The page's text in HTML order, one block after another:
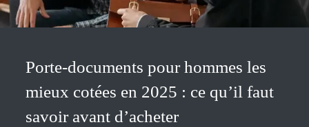
Porte-documents pour hommes les
mieux cotées en 2025 : ce qu’il faut
savoir avant d’acheter